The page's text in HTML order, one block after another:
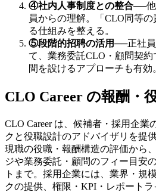
④社内人事制度との整合──
員からの理解。「CLO同等
る仕組みを整える。
⑤段階的招聘の活用──正社
て、業務委託CLO・顧問契約
間を設けるアプローチも有効
CLO Career の報酬・
CLO Career は、候補者・採用企業
クと役職設計のアドバイザリを提
現職の役職・報酬構造の評価から
ジや業務委託・顧問のフィー目安
トまで。採用企業には、業界・規
クの提供、権限・KPI・レポート